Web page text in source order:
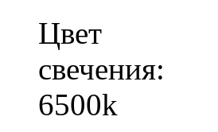
Цвет
свечения:
6500k